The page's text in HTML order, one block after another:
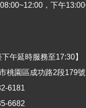
，下午
下午延時服務至17:30】
桃園區成功路2段179號
6181
6682